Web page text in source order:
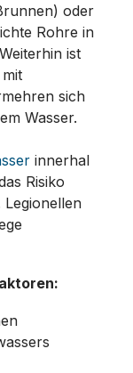
oder
Rohre in
ist
sich
Wasser.
innerhal
Risiko
Legionellen